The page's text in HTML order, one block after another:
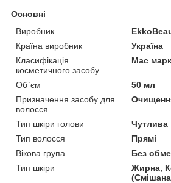
Основні
Виробник
Країна виробник
Україна
Класифікація
косметичного засобу
Мас
Об`єм
50 мл
Призначення засобу для
волосся
Тип шкіри голови
Чутлива
Тип волосся
Прямі
Вікова група
Без
Тип шкіри
Жирна,